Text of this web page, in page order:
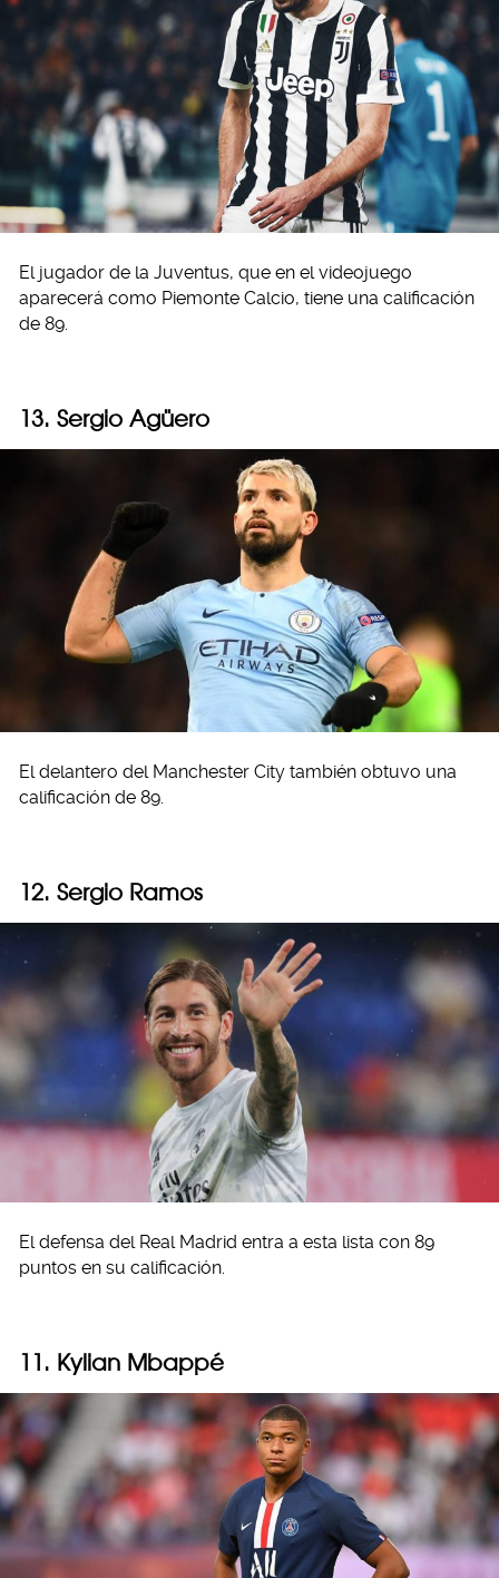
El jugador de la Juventus, que en el videojuego
aparecerá como Piemonte Calcio, tiene una calificación
de 89.
13. Sergio Agüero
El delantero del Manchester City también obtuvo una
calificación de 89.
12. Sergio Ramos
El defensa del Real Madrid entra a esta lista con 89
puntos en su calificación.
11. Kylian Mbappé